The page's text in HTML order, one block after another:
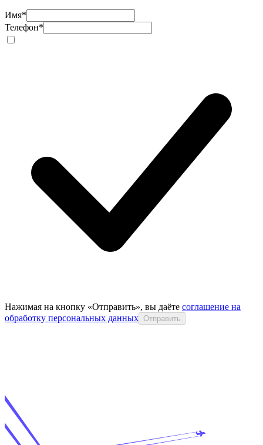
Имя*
Телефон*
Нажимая на кнопку «Отправить», вы даёте соглашение на
обработку персональных данных Отправить